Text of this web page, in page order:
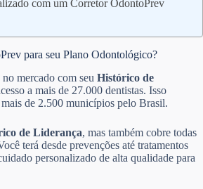
com um Corretor OdontoPrev
para seu Plano Odontológico?
mercado com seu Histórico de
a mais de 27.000 dentistas. Isso
de 2.500 municípios pelo Brasil.
de Liderança, mas também cobre todas
terá desde prevenções até tratamentos
personalizado de alta qualidade para